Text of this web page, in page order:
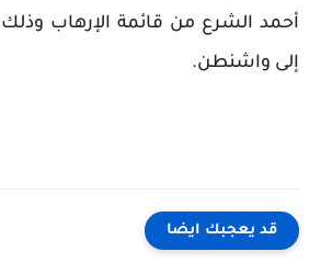
أحمد الشرع من قائمة الإرهاب وذلك
إلى واشنطن.
قد يعجبك ايضا